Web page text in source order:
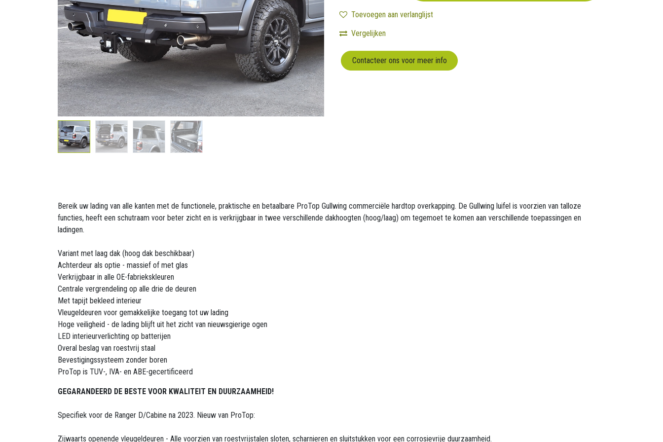
Toevoegen aan verlanglijst
Vergelijken
Contacteer ons voor meer info
Bereik uw lading van alle kanten met de functionele, praktische en betaalbare ProTop Gullwing commerciële hardtop overkapping. De Gullwing luifel is voorzien van talloze
functies, heeft een schutraam voor beter zicht en is verkrijgbaar in twee verschillende dakhoogten (hoog/laag) om tegemoet te komen aan verschillende toepassingen en
ladingen.
Variant met laag dak (hoog dak beschikbaar)
Achterdeur als optie - massief of met glas
Verkrijgbaar in alle OE-fabriekskleuren
Centrale vergrendeling op alle drie de deuren
Met tapijt bekleed interieur
Vleugeldeuren voor gemakkelijke toegang tot uw lading
Hoge veiligheid - de lading blijft uit het zicht van nieuwsgierige ogen
LED interieurverlichting op batterijen
Overal beslag van roestvrij staal
Bevestigingssysteem zonder boren
ProTop is TUV-, IVA- en ABE-gecertificeerd
GEGARANDEERD DE BESTE VOOR KWALITEIT EN DUURZAAMHEID!
Specifiek voor de Ranger D/Cabine na 2023. Nieuw van ProTop:
Zijwaarts openende vleugeldeuren - Alle voorzien van roestvrijstalen sloten, scharnieren en sluitstukken voor een corrosievrije duurzaamheid.